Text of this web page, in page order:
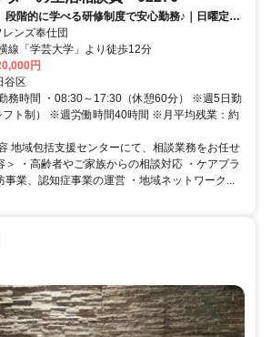
段階的に学べる研修制度で安心勤務♪｜日曜定休
ヶ月
ンズ奉仕団
東急東横線「学芸大学」より徒歩12分
円
谷区
務時間 ・08:30～17:30（休憩60分） ※週5日勤
フト制） ※週労働時間40時間 ※月平均残業：約
地域包括支援センターにて、相談業務をお任せ
＞ ・高齢者やご家族からの相談対応 ・ケアプラ
事業、認知症事業の運営 ・地域ネットワーク...